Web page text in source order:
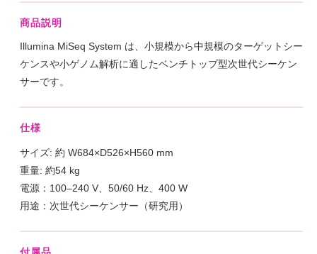
商品説明
Illumina MiSeq System は、小規模から中規模のターゲットシー
ケンスや小ゲノム解析に適したベンチトップ型次世代シーケン
サーです。
仕様
サイズ: 約 W684×D526×H560 mm
重量: 約54 kg
電源：100–240 V、50/60 Hz、400 W
用途：次世代シーケンサー（研究用）